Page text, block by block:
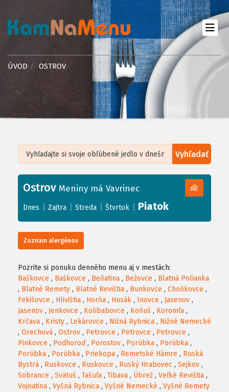
ÚVOD OSTROV
Vyhľadať
+
−
Leaflet| ©OpenStreetMap, Tiles courtesy ofHumanitarian OpenStreetMap
Ostrov Meniny má Vavrinec
Dnes Zajtra Streda Štvrtok Piatok
Zoznam alergénov
Pozrite si ponuku denného menu aj v mestách:
Baškovce , Baškovce , Beňatina , Bežovce , Blatná Polianka
, Blatné Remety , Blatné Revištia , Bunkovce , Choňkovce ,
Fekišovce , Hlivištia , Horňa , Husák , Inovce , Jasenov ,
Jasenov , Jenkovce , Kolibabovce , Koňuš , Koromľa ,
Krčava , Kristy , Lekárovce , Nižná Rybnica , Nižné Nemecké
, Orechová , Ostrov , Petrovce , Petrovce , Petrovce ,
Pinkovce , Podhoroď, Porostov , Porúbka , Porúbka ,
Porúbka , Porúbka , Priekopa , Remetské Hámre , Ruská
Bystrá , Ruskovce , Ruskovce , Ruský Hrabovec , Sejkov ,
Sobrance , Svätuš , Tašuľa , Tibava , Úbrež , Veľké Revištia ,
Vojnatina , Vyšná Rybnica , Vyšné Nemecké , Vyšné Remety